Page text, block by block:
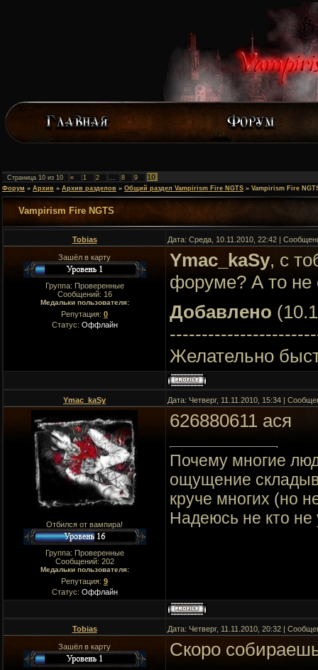
Страница 10 из 10 « 1 2 … 8 9 10
Форум » Архив » Архив разделов » Общий раздел Vampirism Fire NGTS » Vampirism Fire
Vampirism Fire NGTS
Tobias Дата: Среда, 10.11.2010, 22:42 |
Зашёл в карту
Группа: Проверенные
Сообщений: 16
Медальки пользователя:
Репутация: 0
Статус: Оффлайн
Ymac_kaSy, с
форуме? А то не
Добавлено
Желательно
Ymac_kaSy Дата: Четверг, 11.11.2010, 15:34 |
Отбился от вампира!
Группа: Проверенные
Сообщений: 202
Медальки пользователя:
Репутация: 9
Статус: Оффлайн
626880611 ася
Почему многие
ощущение
круче многих (но
Надеюсь не кто не
Tobias Дата: Четверг, 11.11.2010, 20:32 |
Зашёл в карту Скоро